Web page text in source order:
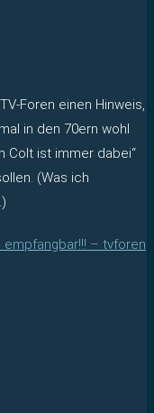
Foren einen Hinweis,
in den 70ern wohl
Colt ist immer dabei“
(Was ich
– tvforen